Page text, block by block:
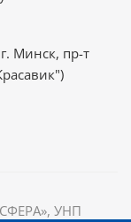
Минск, пр-т
УНП